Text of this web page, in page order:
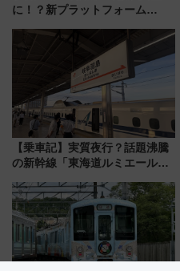
に！？新プラットフォーム
マホで簡単申請 物販や演奏会な
どに【JR東日本】
【乗車記】実質夜行？話題沸騰
の新幹線「東海道ルミエールエ
東京22時発、京都・新大阪に6
時台着 見どころは岐阜羽島の
素晴らし過ぎる朝